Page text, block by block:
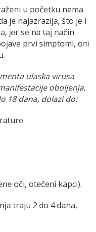
u početku nema
je najazrazija, što je i
jer se na taj način
prvi simptomi, oni
ulaska virusa
oboljenja,
18 dana, dolazi do:
oči, otečeni kapci).
traju 2 do 4 dana,